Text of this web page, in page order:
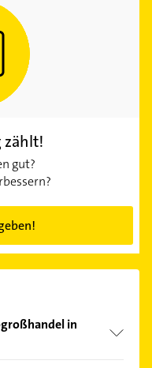
zählt!
gut?
in